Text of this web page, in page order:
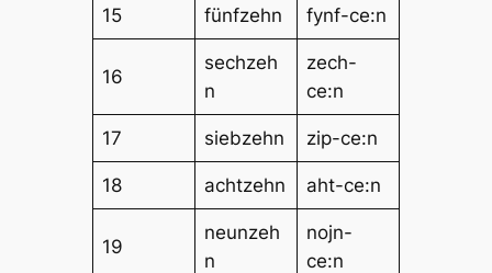
15 fünfzehn fynf-ce:n
16
sechzeh
n
zech-
ce:n
17 siebzehn zip-ce:n
18 achtzehn aht-ce:n
19
neunzeh
n
nojn-
ce:n